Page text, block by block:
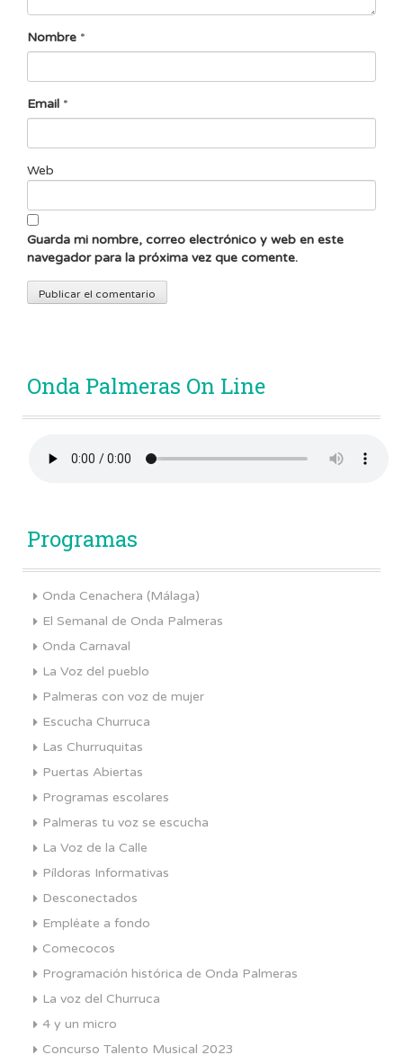
Nombre *
Email *
Web
Guarda mi nombre, correo electrónico y web en este
navegador para la próxima vez que comente.
Onda Palmeras On Line
Programas
Onda Cenachera (Málaga)
El Semanal de Onda Palmeras
Onda Carnaval
La Voz del pueblo
Palmeras con voz de mujer
Escucha Churruca
Las Churruquitas
Puertas Abiertas
Programas escolares
Palmeras tu voz se escucha
La Voz de la Calle
Píldoras Informativas
Desconectados
Empléate a fondo
Comecocos
Programación histórica de Onda Palmeras
La voz del Churruca
4 y un micro
Concurso Talento Musical 2023